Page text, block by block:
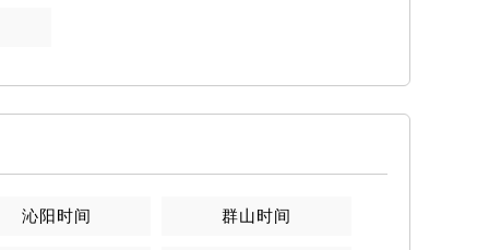
沁阳时间 群山时间